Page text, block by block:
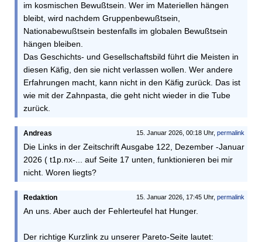
im kosmischen Bewußtsein. Wer im Materiellen hängen
bleibt, wird nachdem Gruppenbewußtsein,
Nationabewußtsein bestenfalls im globalen Bewußtsein
hängen bleiben.
Das Geschichts- und Gesellschaftsbild führt die Meisten in
diesen Käfig, den sie nicht verlassen wollen. Wer andere
Erfahrungen macht, kann nicht in den Käfig zurück. Das ist
wie mit der Zahnpasta, die geht nicht wieder in die Tube
zurück.
15. Januar 2026, 00:18 Uhr, permalink
Andreas
Die Links in der Zeitschrift Ausgabe 122, Dezember -Januar
2026 ( t1p.nx-... auf Seite 17 unten, funktionieren bei mir
nicht. Woren liegts?
15. Januar 2026, 17:45 Uhr, permalink
Redaktion
An uns. Aber auch der Fehlerteufel hat Hunger.
Der richtige Kurzlink zu unserer Pareto-Seite lautet: